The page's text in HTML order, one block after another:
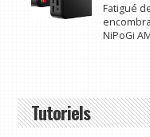
Fatigué
NiPoGi
Tutoriels